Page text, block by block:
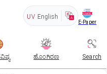
UV English
E-Paper
ಹೊಂಗಿರಣ Search